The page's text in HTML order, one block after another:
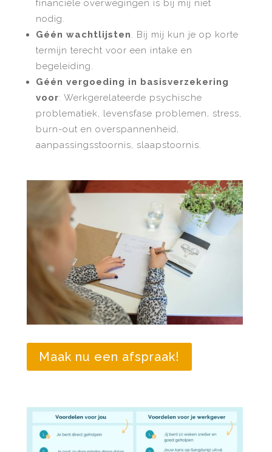
financiële overwegingen is bij mij niet
nodig.
Géén wachtlijsten. Bij mij kun je op korte
termijn terecht voor een intake en
begeleiding.
Géén vergoeding in basisverzekering
voor: Werkgerelateerde psychische
problematiek, levensfase problemen, stress,
burn-out en overspannenheid,
aanpassingsstoornis, slaapstoornis.
Maak nu een afspraak!